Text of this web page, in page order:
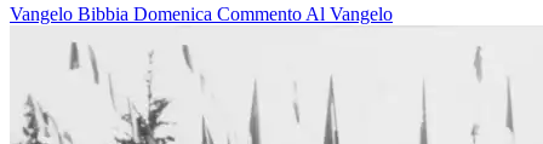
Vangelo Bibbia Domenica Commento Al Vangelo